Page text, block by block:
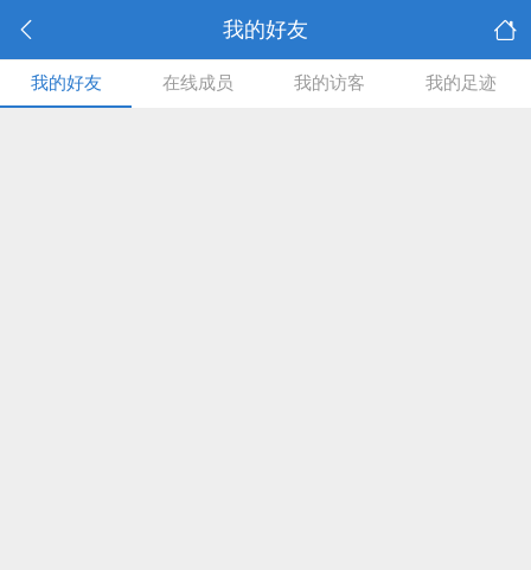
我的好友
我的好友 在线成员 我的访客 我的足迹